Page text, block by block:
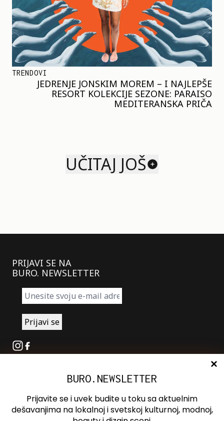
TRENDOVI
JEDRENJE JONSKIM MOREM – I NAJLEPŠE
RESORT KOLEKCIJE SEZONE: PARAISO
MEDITERANSKA PRIČA
UČITAJ JOŠ
PRIJAVI SE NA
BURO. NEWSLETTER
Instagram
Facebook
Oglašavanje
Kontakt
BURO.NEWSLETTER
Prijavite se i uvek budite u toku sa aktuelnim
dešavanjima na lokalnoj i svetskoj kulturnoj, modnoj,